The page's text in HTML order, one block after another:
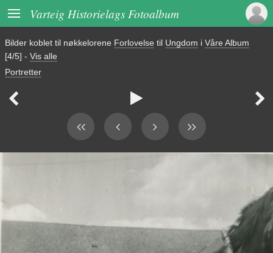
 Varteig Historielags Fotoalbum
Bilder koblet til nøkkelorene Forlovelse til Ungdom i Våre Album
[4/5] - Vis alle
Portretter
  